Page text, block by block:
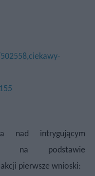
nad intrygującym
na podstawie
pierwsze wnioski: